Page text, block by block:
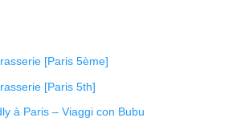
[Paris 5ème]
[Paris 5th]
à Paris – Viaggi con Bubu